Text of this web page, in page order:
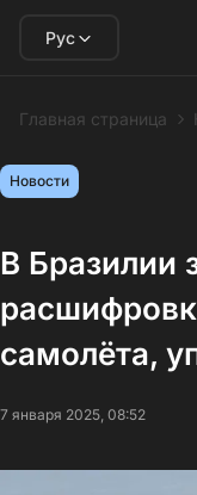
Рус
Главная страница
Новости
В Бразилии
самолёта,
7 января 2025, 08:52